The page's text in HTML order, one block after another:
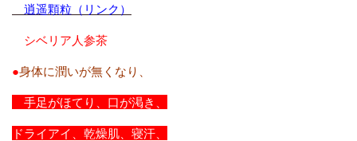
逍遥顆粒（リンク）
シベリア人参茶
●身体に潤いが無くなり、
手足がほてり、口が渇き、
ドライアイ、乾燥肌、寝汗、